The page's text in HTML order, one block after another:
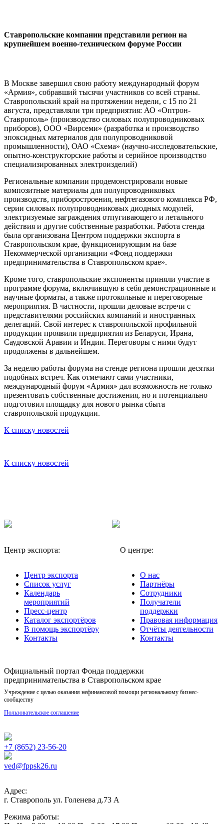
Ставропольские компании представили регион на
крупнейшем военно-техническом форуме России
В Москве завершил свою работу международный форум
«Армия», собравший тысячи участников со всей страны.
Ставропольский край на протяжении недели, с 15 по 21
августа, представляли три предприятия: АО «Оптрон-
Ставрополь» (производство силовых полупроводниковых
приборов), ООО «Вирсеми» (разработка и производство
эпоксидных материалов для полупроводниковой
промышленности), ОАО «Схема» (научно-исследовательские,
опытно-конструкторские работы и серийное производство
специализированных электроизделий)
Региональные компании продемонстрировали новые
композитные материалы для полупроводниковых
производств, приборостроения, нефтегазового комплекса РФ,
серии силовых полупроводниковых диодных модулей,
электризуемые заграждения отпугивающего и летального
действия и другие собственные разработки. Работа стенда
была организована Центром поддержки экспорта в
Ставропольском крае, функционирующим на базе
Некоммерческой организации «Фонд поддержки
предпринимательства в Ставропольском крае».
Кроме того, ставропольские экспоненты приняли участие в
программе форума, включившую в себя демонстрационные и
научные форматы, а также протокольные и переговорные
мероприятия. В частности, прошли деловые встречи с
представителями российских компаний и иностранных
делегаций. Свой интерес к ставропольской профильной
продукции проявили предприятия из Беларуси, Ирана,
Саудовской Аравии и Индии. Переговоры с ними будут
продолжены в дальнейшем.
За неделю работы форума на стенде региона прошли десятки
подобных встреч. Как отмечают сами участники,
международный форум «Армия» дал возможность не только
презентовать собственные достижения, но и потенциально
подготовил площадку для нового рынка сбыта
ставропольской продукции.
К списку новостей
К списку новостей
Центр экспорта:
Центр экспорта
Список услуг
Календарь
мероприятий
Пресс-центр
Каталог экспортёров
В помощь экспортёру
Контакты
О центре:
О нас
Партнёры
Сотрудники
Получатели
поддержки
Правовая информация
Отчёты деятельности
Контакты
Официальный портал Фонда поддержки
предпринимательства в Ставропольском крае
Учреждение с целью оказания нефинансовой помощи региональному бизнес-
сообществу
Пользовательское соглашение
+7 (8652) 23-56-20
ved@fppsk26.ru
Адрес:
г. Ставрополь ул. Голенева д.73 A
Режима работы: